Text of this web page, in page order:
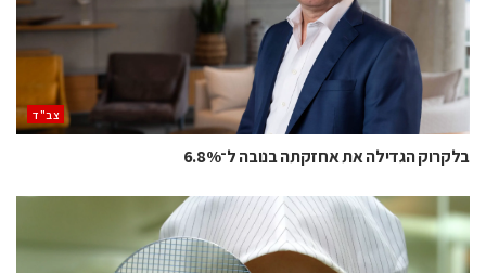
‫צב"ד‬
בלקרוק הגדילה את אחזקתה בנובה ל־6.8%